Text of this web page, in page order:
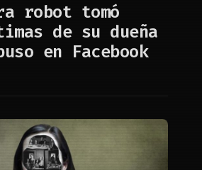
robot tomó
de su dueña
en Facebook